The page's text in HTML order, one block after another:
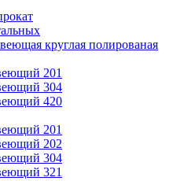
круглая полированая
201
304
420
201
202
304
321